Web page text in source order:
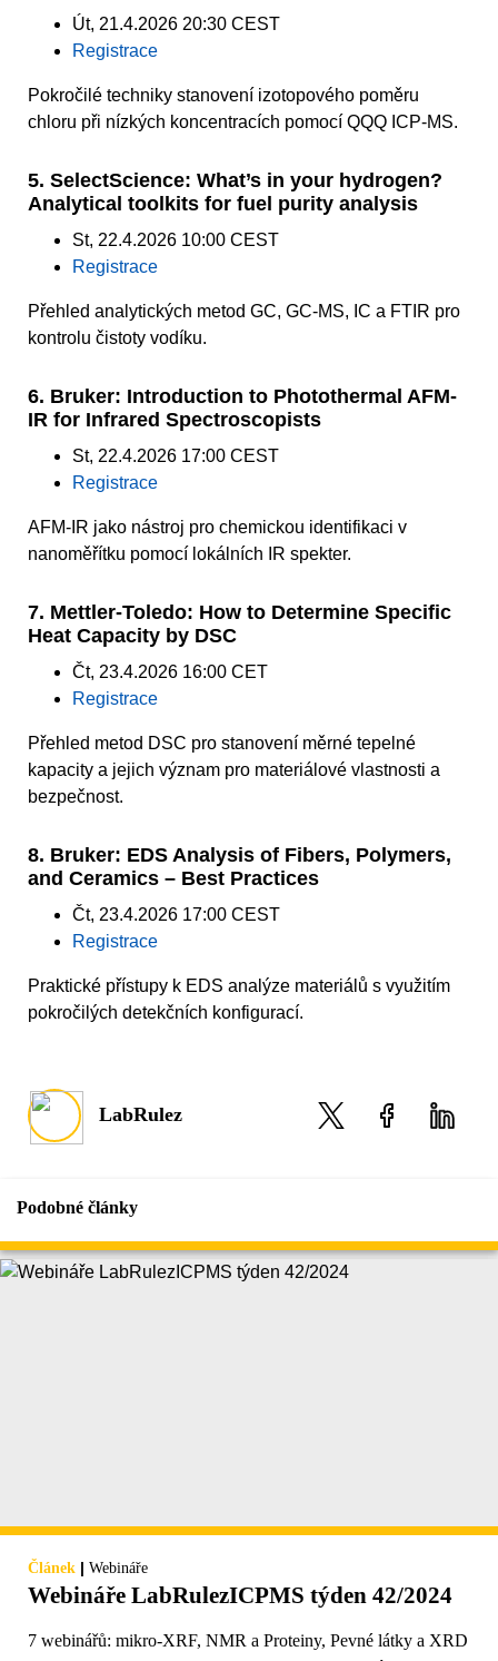
Út, 21.4.2026 20:30 CEST
Registrace
Pokročilé techniky stanovení izotopového poměru
chloru při nízkých koncentracích pomocí QQQ ICP-MS.
5. SelectScience: What’s in your hydrogen?
Analytical toolkits for fuel purity analysis
St, 22.4.2026 10:00 CEST
Registrace
Přehled analytických metod GC, GC-MS, IC a FTIR pro
kontrolu čistoty vodíku.
6. Bruker: Introduction to Photothermal AFM-
IR for Infrared Spectroscopists
St, 22.4.2026 17:00 CEST
Registrace
AFM-IR jako nástroj pro chemickou identifikaci v
nanoměřítku pomocí lokálních IR spekter.
7. Mettler-Toledo: How to Determine Specific
Heat Capacity by DSC
Čt, 23.4.2026 16:00 CET
Registrace
Přehled metod DSC pro stanovení měrné tepelné
kapacity a jejich význam pro materiálové vlastnosti a
bezpečnost.
8. Bruker: EDS Analysis of Fibers, Polymers,
and Ceramics – Best Practices
Čt, 23.4.2026 17:00 CEST
Registrace
Praktické přístupy k EDS analýze materiálů s využitím
pokročilých detekčních konfigurací.
LabRulez
Podobné články
Článek | Webináře
Webináře LabRulezICPMS týden 42/2024
7 webinářů: mikro-XRF, NMR a Proteiny, Pevné látky a XRD